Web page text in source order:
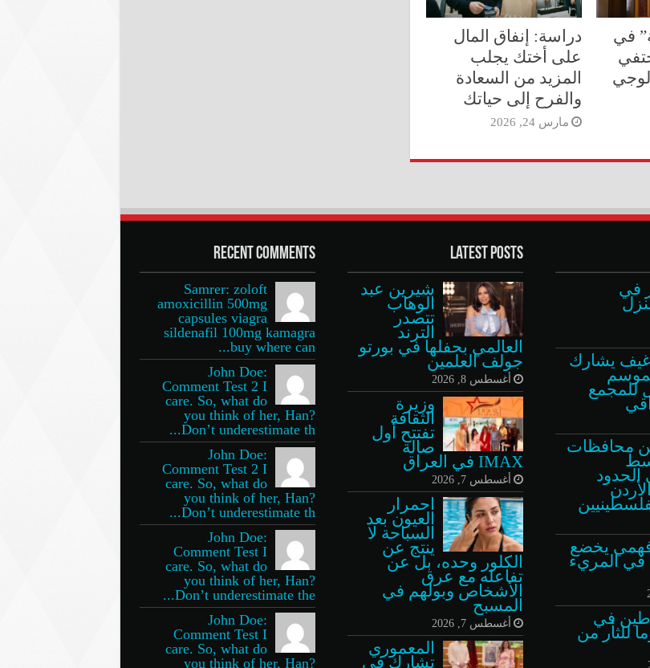
في
دراسة: إنفاق المال
على أختك يجلب
المزيد من السعادة
والفرح إلى حياتك
مارس 24, 2026
في
يشارك
للمجمع
محافظات
الحدود
يخضع
في المريء
في
للثأر من
Latest Posts
شيرين عبد
الوهاب
تتصدر
الترند
العالمي بحفلها في بورتو
جولف العلمين
أغسطس 8, 2026
وزيرة
الثقافة
تفتتح أول
صالة
IMAX في العراق
أغسطس 7, 2026
احمرار
العيون بعد
السباحة لا
ينتج عن
الكلور وحده، بل عن
تفاعله مع عرق
الأشخاص وبولهم في
المسبح
أغسطس 7, 2026
المعموري
تشارك في
Recent Comments
Samrer: zoloft
amoxicillin 500mg
capsules viagra
sildenafil 100mg kamagra
buy where can...
John Doe:
Comment Test 2 I
care. So, what do
you think of her, Han?
Don’t underestimate th...
John Doe:
Comment Test 2 I
care. So, what do
you think of her, Han?
Don’t underestimate th...
John Doe:
Comment Test I
care. So, what do
you think of her, Han?
Don’t underestimate the...
John Doe:
Comment Test I
care. So, what do
you think of her, Han?